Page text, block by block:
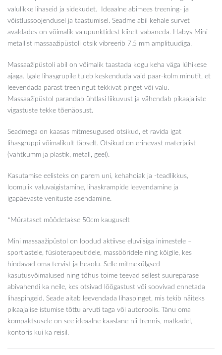
valulikke lihaseid ja sidekudet. Ideaalne abimees treening- ja
võistlussoojendusel ja taastumisel. Seadme abil kehale survet
avaldades on võimalik valupunktidest kiirelt vabaneda. Habys Mini
metallist massaažipüstoli otsik vibreerib 7.5 mm amplituudiga.
Massaažipüstoli abil on võimalik taastada kogu keha väga lühikese
ajaga. Igale lihasgrupile tuleb keskenduda vaid paar-kolm minutit, et
leevendada pärast treeningut tekkivat pinget või valu.
Massaažipüstol parandab ühtlasi liikuvust ja vähendab pikaajaliste
vigastuste tekke tõenäosust.
Seadmega on kaasas mitmesugused otsikud, et ravida igat
lihasgruppi võimalikult täpselt. Otsikud on erinevast materjalist
(vahtkumm ja plastik, metall, geel).
Kasutamise eelisteks on parem uni, kehahoiak ja -teadlikkus,
loomulik valuvaigistamine, lihaskrampide leevendamine ja
igapäevaste venituste asendamine.
*Mürataset mõõdetakse 50cm kauguselt
Mini massaažipüstol on loodud aktiivse eluviisiga inimestele –
sportlastele, füsioterapeutidele, massööridele ning kõigile, kes
hindavad oma tervist ja heaolu. Selle mitmekülgsed
kasutusvõimalused ning tõhus toime teevad sellest suurepärase
abivahendi ka neile, kes otsivad lõõgastust või soovivad ennetada
lihaspingeid. Seade aitab leevendada lihaspinget, mis tekib näiteks
pikaajalise istumise tõttu arvuti taga või autoroolis. Tänu oma
kompaktsusele on see ideaalne kaaslane nii trennis, matkadel,
kontoris kui ka reisil.